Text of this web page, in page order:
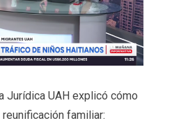
Jurídica UAH explicó cómo
familiar: